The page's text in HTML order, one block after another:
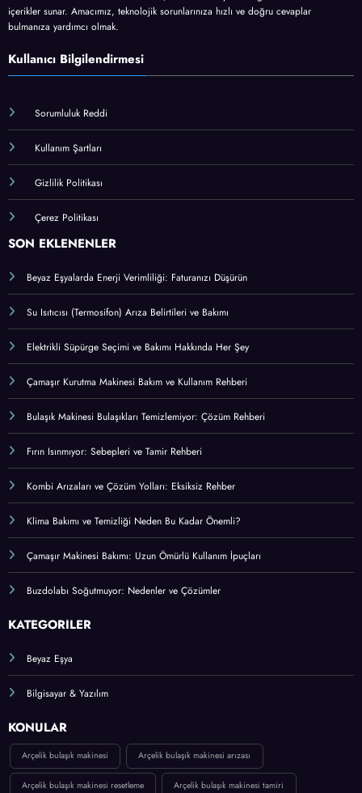
içerikler sunar. Amacımız, teknolojik sorunlarınıza hızlı ve doğru cevaplar
bulmanıza yardımcı olmak.
Kullanıcı Bilgilendirmesi
Sorumluluk Reddi
Kullanım Şartları
Gizlilik Politikası
Çerez Politikası
SON EKLENENLER
Beyaz Eşyalarda Enerji Verimliliği: Faturanızı Düşürün
Su Isıtıcısı (Termosifon) Arıza Belirtileri ve Bakımı
Elektrikli Süpürge Seçimi ve Bakımı Hakkında Her Şey
Çamaşır Kurutma Makinesi Bakım ve Kullanım Rehberi
Bulaşık Makinesi Bulaşıkları Temizlemiyor: Çözüm Rehberi
Fırın Isınmıyor: Sebepleri ve Tamir Rehberi
Kombi Arızaları ve Çözüm Yolları: Eksiksiz Rehber
Klima Bakımı ve Temizliği Neden Bu Kadar Önemli?
Çamaşır Makinesi Bakımı: Uzun Ömürlü Kullanım İpuçları
Buzdolabı Soğutmuyor: Nedenler ve Çözümler
KATEGORİLER
Beyaz Eşya
Bilgisayar & Yazılım
KONULAR
Arçelik bulaşık makinesi Arçelik bulaşık makinesi arızası
Arçelik bulaşık makinesi resetleme Arçelik bulaşık makinesi tamiri